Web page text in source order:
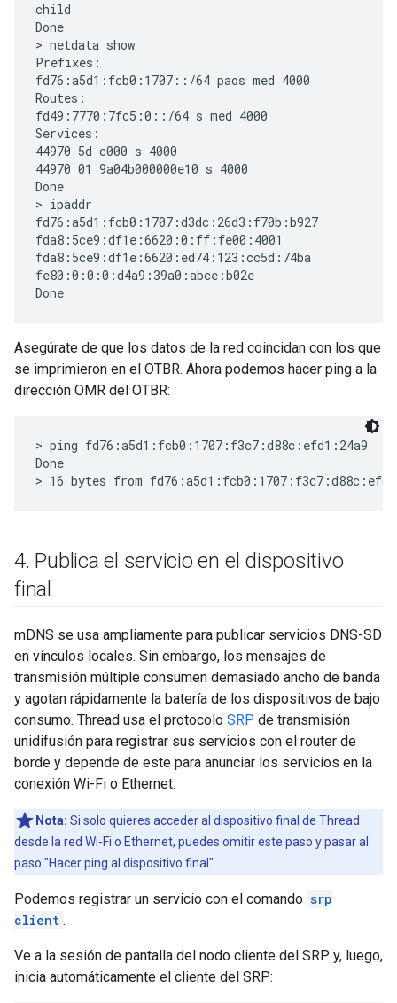
child
Done
> netdata show
Prefixes:
fd76:a5d1:fcb0:1707::/64 paos med 4000
Routes:
fd49:7770:7fc5:0::/64 s med 4000
Services:
44970 5d c000 s 4000
44970 01 9a04b000000e10 s 4000
Done
> ipaddr
fd76:a5d1:fcb0:1707:d3dc:26d3:f70b:b927
fda8:5ce9:df1e:6620:0:ff:fe00:4001
fda8:5ce9:df1e:6620:ed74:123:cc5d:74ba
fe80:0:0:0:d4a9:39a0:abce:b02e
Asegúrate de que los datos de la red coincidan con los que
se imprimieron en el OTBR. Ahora podemos hacer ping a la
dirección OMR del OTBR:
> ping fd76:a5d1:fcb0:1707:f3c7:d88c:efd1:24a9
Done
4. Publica el servicio en el dispositivo
final
mDNS se usa ampliamente para publicar servicios DNS-SD
en vínculos locales. Sin embargo, los mensajes de
transmisión múltiple consumen demasiado ancho de banda
y agotan rápidamente la batería de los dispositivos de bajo
consumo. Thread usa el protocolo SRP de transmisión
unidifusión para registrar sus servicios con el router de
borde y depende de este para anunciar los servicios en la
conexión Wi-Fi o Ethernet.
Nota: Si solo quieres acceder al dispositivo final de Thread
desde la red Wi-Fi o Ethernet, puedes omitir este paso y pasar al
paso "Hacer ping al dispositivo final".
Podemos registrar un servicio con el comando srp
client .
Ve a la sesión de pantalla del nodo cliente del SRP y, luego,
inicia automáticamente el cliente del SRP: